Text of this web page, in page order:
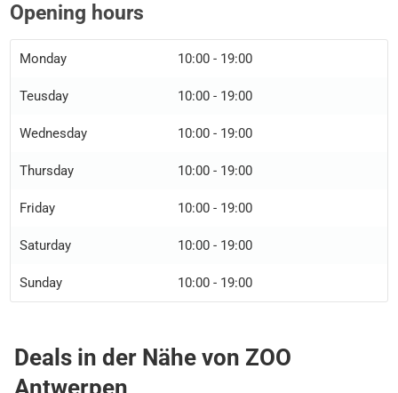
Opening hours
Monday 10:00 - 19:00
Teusday 10:00 - 19:00
Wednesday 10:00 - 19:00
Thursday 10:00 - 19:00
Friday 10:00 - 19:00
Saturday 10:00 - 19:00
Sunday 10:00 - 19:00
Deals in der Nähe von ZOO